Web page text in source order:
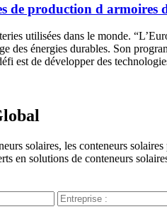
de production d armoires
utilisées dans le monde.
des énergies durables. Son
est de développer des
solaires, les conteneurs
en solutions de conteneurs